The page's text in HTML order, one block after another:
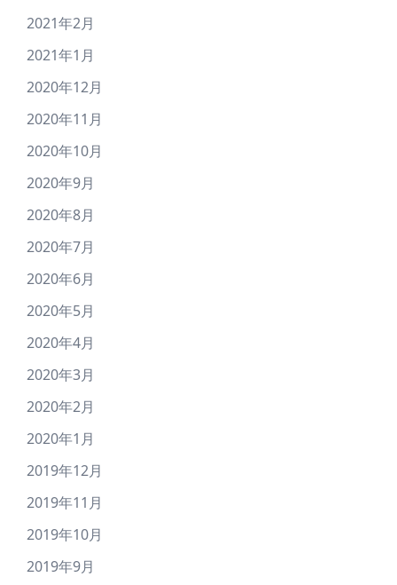
2021年2月
2021年1月
2020年12月
2020年11月
2020年10月
2020年9月
2020年8月
2020年7月
2020年6月
2020年5月
2020年4月
2020年3月
2020年2月
2020年1月
2019年12月
2019年11月
2019年10月
2019年9月